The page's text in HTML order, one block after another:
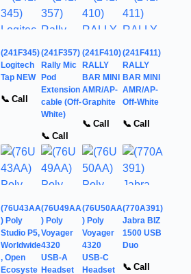
(241F345)
Logitech
Tap NEW
📞 Call
(241F357)
Rally Mic
Pod
Extension
cable (Off-
White)
📞 Call
(241F410)
RALLY
BAR MINI
AMR/AP-
Graphite
📞 Call
(241F411)
RALLY
BAR MINI
AMR/AP-
Off-White
📞 Call
(76U43AA
) Poly
Studio P5,
Worldwide
, Open
Ecosyste
(76U49AA
) Poly
Voyager
4320
USB-A
Headset
(76U50AA
) Poly
Voyager
4320
USB-C
Headset
(770A391)
Jabra BIZ
1500 USB
Duo
📞 Call